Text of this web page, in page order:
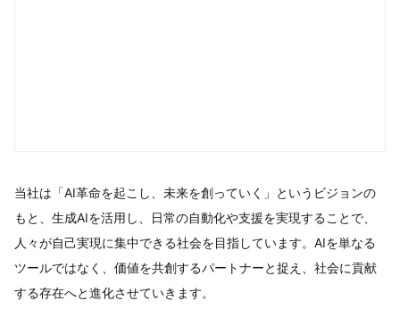
当社は「AI革命を起こし、未来を創っていく」というビジョンの
もと、生成AIを活用し、日常の自動化や支援を実現することで、
人々が自己実現に集中できる社会を目指しています。AIを単なる
ツールではなく、価値を共創するパートナーと捉え、社会に貢献
する存在へと進化させていきます。